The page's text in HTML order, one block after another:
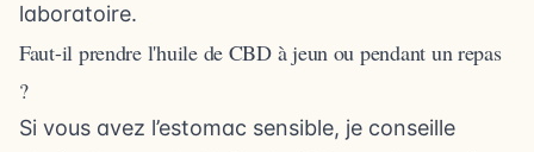
laboratoire.
Faut-il prendre l'huile de CBD à jeun ou pendant un repas
?
Si vous avez l’estomac sensible, je conseille